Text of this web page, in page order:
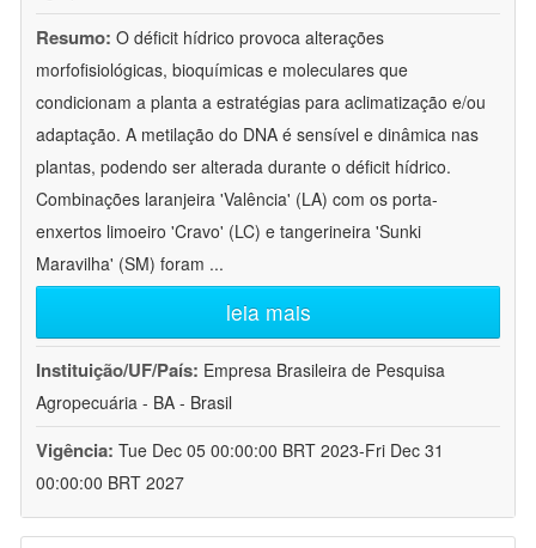
Resumo: O déficit hídrico provoca alterações
morfofisiológicas, bioquímicas e moleculares que
condicionam a planta a estratégias para aclimatização e/ou
adaptação. A metilação do DNA é sensível e dinâmica nas
plantas, podendo ser alterada durante o déficit hídrico.
Combinações laranjeira 'Valência' (LA) com os porta-
enxertos limoeiro 'Cravo' (LC) e tangerineira 'Sunki
Maravilha' (SM) foram ...
leia mais
Instituição/UF/País: Empresa Brasileira de Pesquisa
Agropecuária - BA - Brasil
Vigência: Tue Dec 05 00:00:00 BRT 2023-Fri Dec 31
00:00:00 BRT 2027